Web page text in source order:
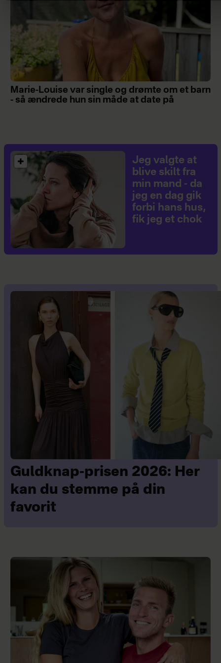
Marie-Louise var single og drømte om et barn
- så ændrede hun sin måde at date på
Jeg valgte at
blive skilt fra
min mand - da
jeg en dag gik
forbi hans hus,
fik jeg et chok
Guldknap-prisen 2026: Her
kan du stemme på din
favorit